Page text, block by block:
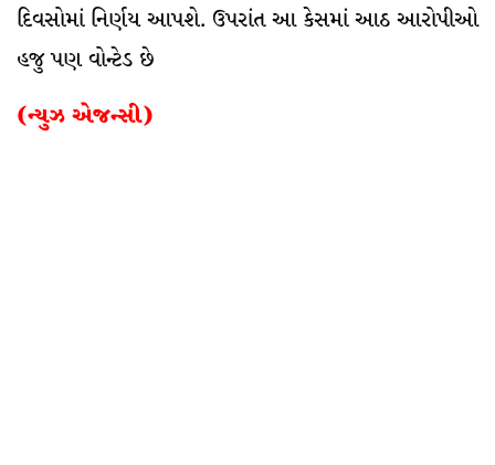
દિવસોમાં નિર્ણય આપશે. ઉપરાંત આ કેસમાં આઠ આરોપીઓ
હજુ પણ વોન્ટેડ છે
(ન્યુઝ એજન્સી)